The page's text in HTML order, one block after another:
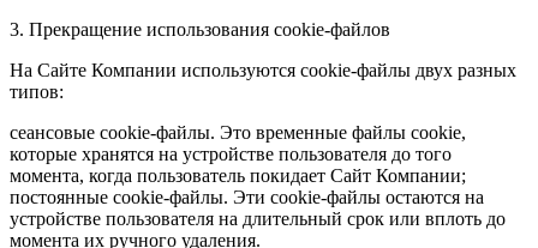
3. Прекращение использования cookie-файлов
На Сайте Компании используются cookie-файлы двух разных
типов:
сеансовые cookie-файлы. Это временные файлы cookie,
которые хранятся на устройстве пользователя до того
момента, когда пользователь покидает Сайт Компании;
постоянные cookie-файлы. Эти cookie-файлы остаются на
устройстве пользователя на длительный срок или вплоть до
момента их ручного удаления.